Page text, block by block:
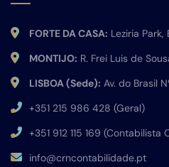
FORTE DA CASA: Leziria Park,
MONTIJO: R. Frei Luis de
LISBOA (Sede): Av. do Brasil
+351 215 986 428 (Geral)
+351 912 115 169 (Contabilista
info@crncontabilidade.pt